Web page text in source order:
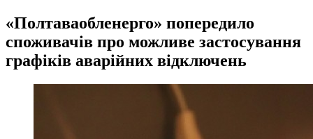
«Полтаваобленерго» попередило
споживачів про можливе застосування
графіків аварійних відключень